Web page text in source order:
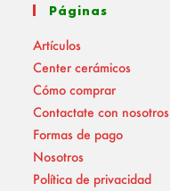
Páginas
Artículos
Center cerámicos
Cómo comprar
Contactate con nosotros
Formas de pago
Nosotros
Política de privacidad